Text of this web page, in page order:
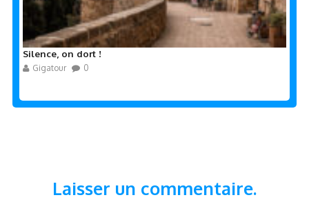
Silence, on dort !
Gigatour 0
Laisser un commentaire.